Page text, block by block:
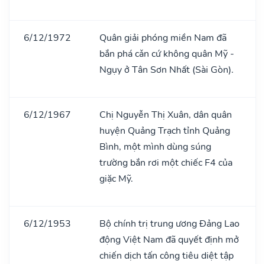
6/12/1972
Quân giải phóng miền Nam đã
bắn phá cǎn cứ không quân Mỹ -
Ngụy ở Tân Sơn Nhất (Sài Gòn).
6/12/1967
Chị Nguyễn Thị Xuân, dân quân
huyện Quảng Trạch tỉnh Quảng
Bình, một mình dùng súng
trường bắn rơi một chiếc F4 của
giặc Mỹ.
6/12/1953
Bộ chính trị trung ương Đảng Lao
động Việt Nam đã quyết định mở
chiến dịch tấn công tiêu diệt tập